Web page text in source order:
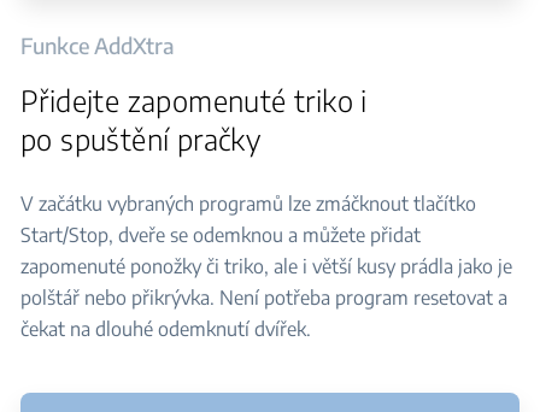
Funkce AddXtra
Přidejte zapomenuté triko i
po spuštění pračky
V začátku vybraných programů lze zmáčknout tlačítko
Start/Stop, dveře se odemknou a můžete přidat
zapomenuté ponožky či triko, ale i větší kusy prádla jako je
polštář nebo přikrývka. Není potřeba program resetovat a
čekat na dlouhé odemknutí dvířek.